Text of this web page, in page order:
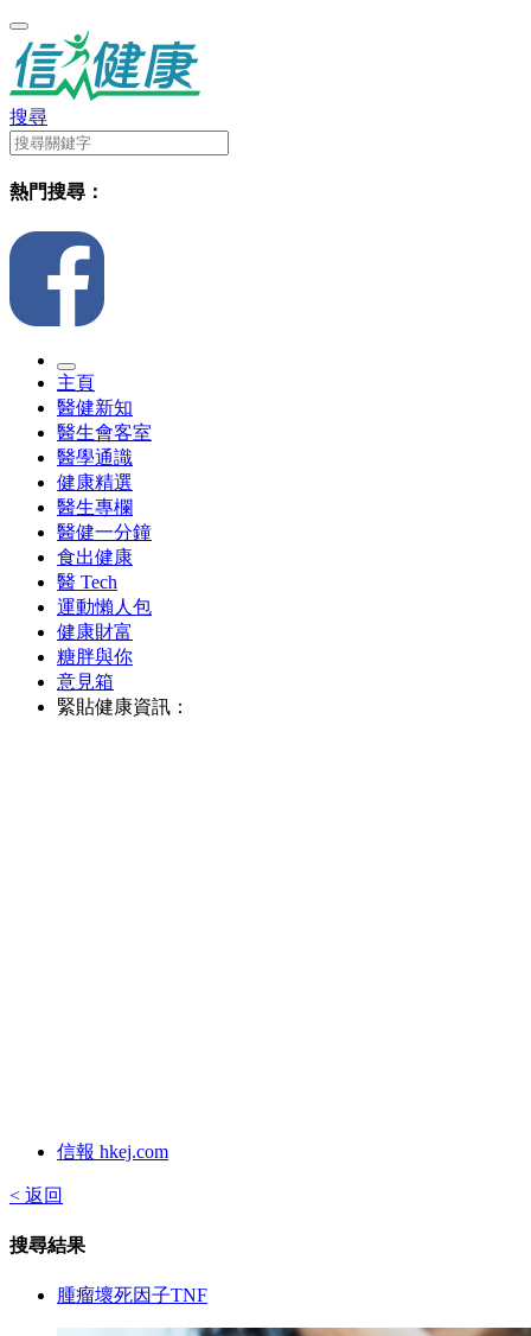
搜尋
熱門搜尋：
主頁
醫健新知
醫生會客室
醫學通識
健康精選
醫生專欄
醫健一分鐘
食出健康
醫 Tech
運動懶人包
健康財富
糖胖與你
意見箱
緊貼健康資訊：
信報 hkej.com
< 返回
搜尋結果
腫瘤壞死因子TNF